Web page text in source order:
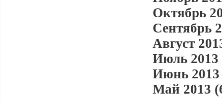
Октябрь
Сентябрь
Август
Июль 2013
Июнь 2013
Май 2013